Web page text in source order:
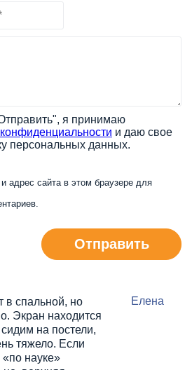
я принимаю
и даю свое
персональных данных.
адрес сайта в этом браузере для
Отправить
в спальной, но
Экран находится
сидим на постели,
тяжело. Если
науке»
Елена